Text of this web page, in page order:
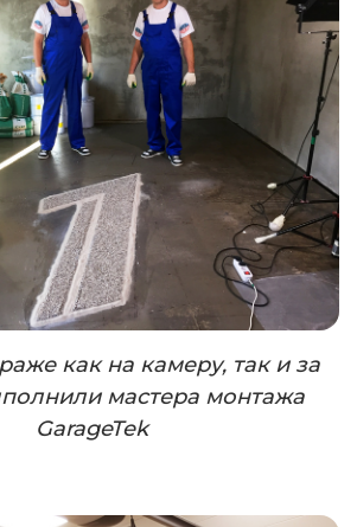
как на камеру, так и за
мастера монтажа
GarageTek